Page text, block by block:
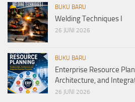
BUKU BARU
Welding Techniques I
26 JUNI 2026
BUKU BARU
Enterprise Resource
Architecture, and
26 JUNI 2026